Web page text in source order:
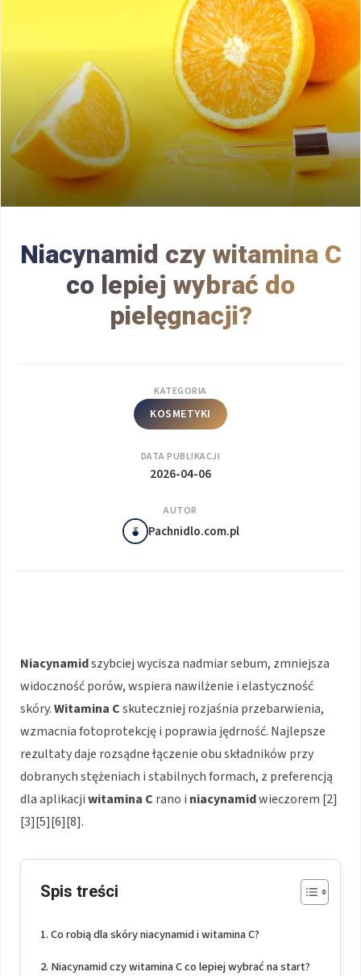
Niacynamid czy witamina C
co lepiej wybrać do
pielęgnacji?
KATEGORIA
KOSMETYKI
DATA PUBLIKACJI
2026-04-06
AUTOR
Pachnidlo.com.pl
Niacynamidszybciej wycisza nadmiar sebum, zmniejsza
widoczność porów, wspiera nawilżenie i elastyczność
skóry.Witamina Cskuteczniej rozjaśnia przebarwienia,
wzmacnia fotoprotekcję i poprawia jędrność. Najlepsze
rezultaty daje rozsądne łączenie obu składników przy
dobranych stężeniach i stabilnych formach, z preferencją
dla aplikacjiwitamina C rano i niacynamidwieczorem [2]
[3][5][6][8].
Spis treści
Co robią dla skóry niacynamid i witamina C?
Niacynamid czy witamina C co lepiej wybrać na start?